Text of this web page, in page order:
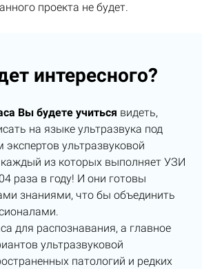
проекта не будет.
интересного?
Вы будете учиться видеть,
на языке ультразвука под
экспертов ультразвуковой
каждый из которых выполняет УЗИ
раза в году! И они готовы
знаниями, что бы объединить
для распознавания, а главное
ультразвуковой
патологий и редких